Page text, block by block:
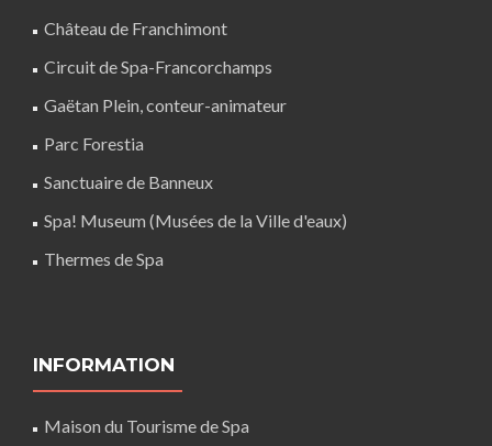
Château de Franchimont
Circuit de Spa-Francorchamps
Gaëtan Plein, conteur-animateur
Parc Forestia
Sanctuaire de Banneux
Spa! Museum (Musées de la Ville d'eaux)
Thermes de Spa
INFORMATION
Maison du Tourisme de Spa